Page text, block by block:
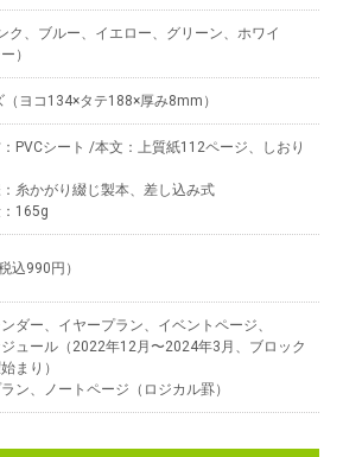
ク、ブルー、イエロー、グリーン、ホワイ
）
（ヨコ134×タテ188×厚み8mm）
PVCシート /本文：上質紙112ページ、しおり
糸かがり綴じ製本、差し込み式
165g
込990円）
ダー、イヤープラン、イベントページ、
ュール（2022年12月〜2024年3月、ブロック
まり）
ン、ノートページ（ロジカル罫）